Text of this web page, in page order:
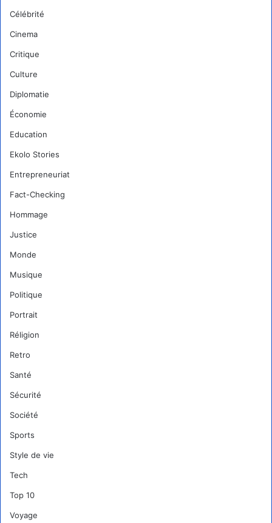
Célébrité
Cinema
Critique
Culture
Diplomatie
Économie
Education
Ekolo Stories
Entrepreneuriat
Fact-Checking
Hommage
Justice
Monde
Musique
Politique
Portrait
Réligion
Retro
Santé
Sécurité
Société
Sports
Style de vie
Tech
Top 10
Voyage